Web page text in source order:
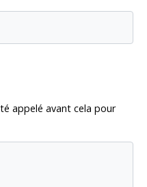
appelé avant cela pour